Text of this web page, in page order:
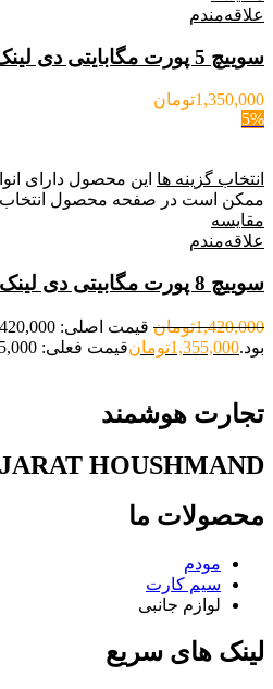
علاقه‌مندم
سوییچ 5 پورت مگابایتی دی لینک DLINK DES-1005C
1,350,000تومان
5%
انتخاب گزینه ها این محصول دارای
ممکن است در صفحه محصول انتخاب
مقایسه
علاقه‌مندم
سوییچ 8 پورت مگابیتی دی لینک DLINK DES-1008C
1,420,000تومان
بود.1,355,000تومانقیمت فعلی: 1,355,000تومان.
تجارت هوشمند
HOUSHMAND
محصولات ما
مودم
سیم کارت
لوازم جانبی
لینک های سریع